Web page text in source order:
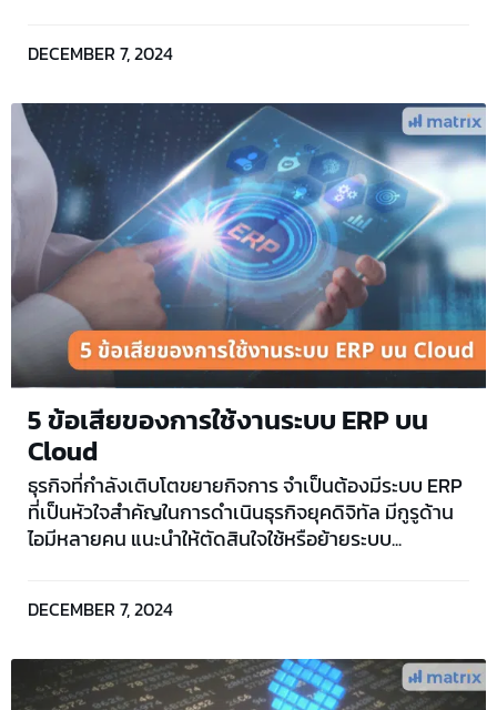
DECEMBER 7, 2024
5 ข้อเสียของการใช้งานระบบ ERP บน
Cloud
ธุรกิจที่กำลังเติบโตขยายกิจการ จำเป็นต้องมีระบบ ERP
ที่เป็นหัวใจสำคัญในการดำเนินธุรกิจยุคดิจิทัล มีกูรูด้าน
ไอมีหลายคน แนะนำให้ตัดสินใจใช้หรือย้ายระบบ...
DECEMBER 7, 2024